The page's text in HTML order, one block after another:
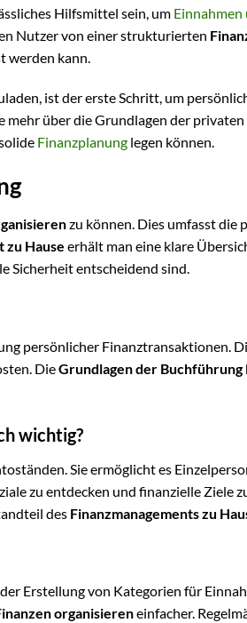
Hilfsmittel sein, um Einnahmen
Nutzer von einer strukturierten
werden kann.
ist der erste Schritt, um
über die Grundlagen der
Finanzplanung legen können.
zu können. Dies umfasst die
zu Hause erhält man eine klare
Sicherheit entscheidend sind.
persönlicher Finanztransaktionen.
DieGrundlagen der Buchführung
wichtig?
Sie ermöglicht es
zu entdecken und finanzielle Ziele
des Finanzmanagements zu
Erstellung von Kategorien für
organisiereneinfacher.